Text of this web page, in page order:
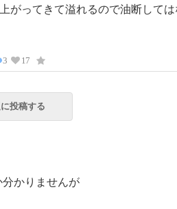
がってきて溢れるので油断しては
3 17
投稿する
かりませんが